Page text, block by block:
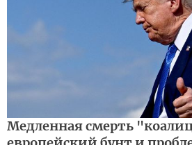
Медленная смерть